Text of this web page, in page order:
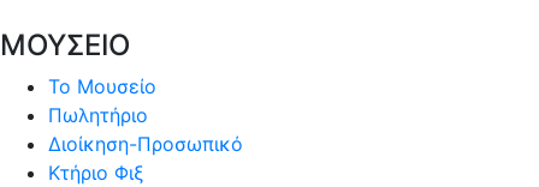
ΜΟΥΣΕΙΟ
Το Μουσείο
Πωλητήριο
Διοίκηση-Προσωπικό
Κτήριο Φιξ